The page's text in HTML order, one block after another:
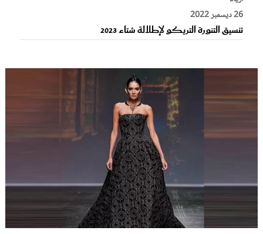
26 ديسمبر 2022
تنسيق التنورة التريكو لإطلالة شتاء 2023